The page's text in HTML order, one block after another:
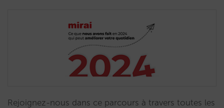
Rejoignez-nous dans ce parcours à travers toutes les